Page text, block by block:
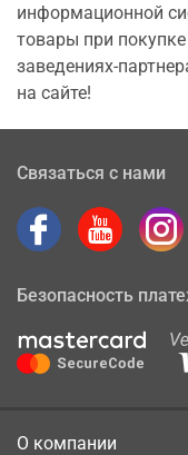
информационной
товары при
заведениях-
на сайте!
Связаться с нами
Безопасность
О компании